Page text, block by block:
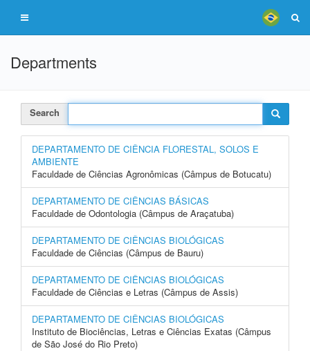
Departments
Search
DEPARTAMENTO DE CIÊNCIA FLORESTAL, SOLOS E
AMBIENTE
Faculdade de Ciências Agronômicas (Câmpus de Botucatu)
DEPARTAMENTO DE CIÊNCIAS BÁSICAS
Faculdade de Odontologia (Câmpus de Araçatuba)
DEPARTAMENTO DE CIÊNCIAS BIOLÓGICAS
Faculdade de Ciências (Câmpus de Bauru)
DEPARTAMENTO DE CIÊNCIAS BIOLÓGICAS
Faculdade de Ciências e Letras (Câmpus de Assis)
DEPARTAMENTO DE CIÊNCIAS BIOLÓGICAS
Instituto de Biociências, Letras e Ciências Exatas (Câmpus
de São José do Rio Preto)